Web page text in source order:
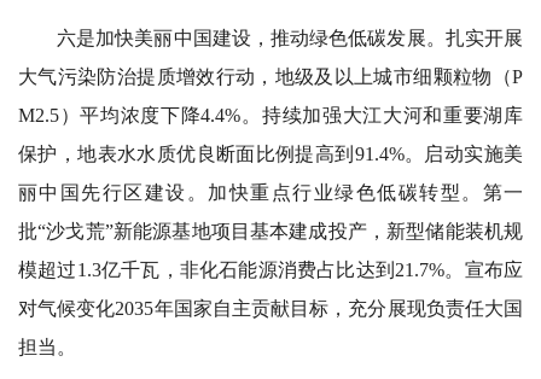
六是加快美丽中国建设，推动绿色低碳发展。扎实开展
大气污染防治提质增效行动，地级及以上城市细颗粒物（P
M2.5）平均浓度下降4.4%。持续加强大江大河和重要湖库
保护，地表水水质优良断面比例提高到91.4%。启动实施美
丽中国先行区建设。加快重点行业绿色低碳转型。第一
批“沙戈荒”新能源基地项目基本建成投产，新型储能装机规
模超过1.3亿千瓦，非化石能源消费占比达到21.7%。宣布应
对气候变化2035年国家自主贡献目标，充分展现负责任大国
担当。